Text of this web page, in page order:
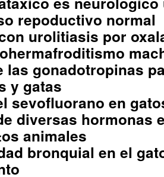
repoductivo normal
urolitiasis por
las gonadotropinas
y gatas
sevofluorano en
diversas hormonas
animales
bronquial en el